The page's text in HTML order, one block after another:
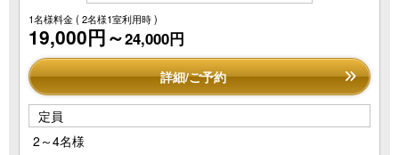
1名様料金( 2名様1室利用時 )
19,000円～24,000円
詳細/ご予約
定員
2～4名様